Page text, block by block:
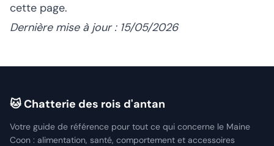
cette page.
Dernière mise à jour : 15/05/2026
🐱 Chatterie des rois d'antan
Votre guide de référence pour tout ce qui concerne le Maine
Coon : alimentation, santé, comportement et accessoires